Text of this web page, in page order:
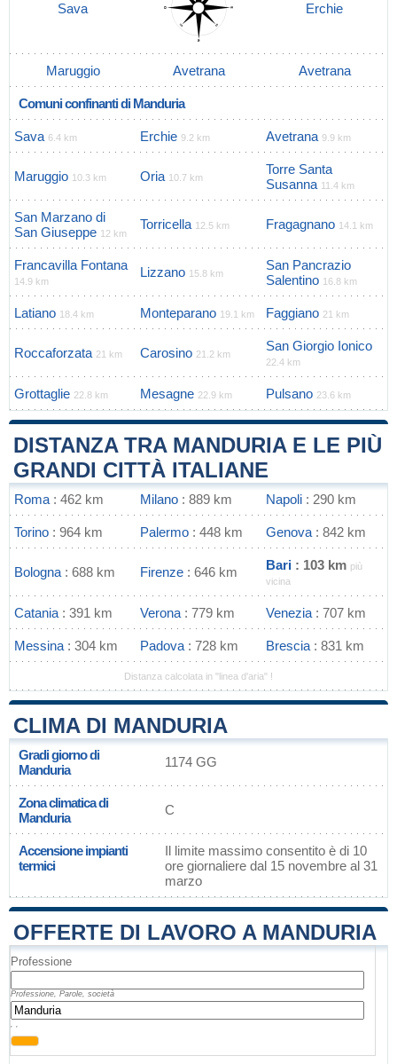
Sava Erchie
Maruggio Avetrana Avetrana
Comuni confinanti di Manduria
Sava 6.4 km Erchie 9.2 km Avetrana 9.9 km
Maruggio 10.3 km Oria 10.7 km
Torre Santa
Susanna 11.4 km
San Marzano di
San Giuseppe 12 km
Torricella 12.5 km Fragagnano 14.1 km
Francavilla Fontana
14.9 km
Lizzano 15.8 km
San Pancrazio
Salentino 16.8 km
Latiano 18.4 km Monteparano 19.1 km Faggiano 21 km
Roccaforzata 21 km Carosino 21.2 km
San Giorgio Ionico
22.4 km
Grottaglie 22.8 km Mesagne 22.9 km Pulsano 23.6 km
DISTANZA TRA MANDURIA E LE PIÙ
GRANDI CITTÀ ITALIANE
Roma : 462 km Milano : 889 km Napoli : 290 km
Torino : 964 km Palermo : 448 km Genova : 842 km
Bologna : 688 km Firenze : 646 km Bari : 103 km più
vicina
Catania : 391 km Verona : 779 km Venezia : 707 km
Messina : 304 km Padova : 728 km Brescia : 831 km
Distanza calcolata in "linea d'aria" !
CLIMA DI MANDURIA
Gradi giorno di
Manduria
1174 GG
Zona climatica di
Manduria
C
Accensione impianti
termici
Il limite massimo consentito è di 10
ore giornaliere dal 15 novembre al 31
marzo
OFFERTE DI LAVORO A MANDURIA
Professione
Professione, Parole, società
, ,